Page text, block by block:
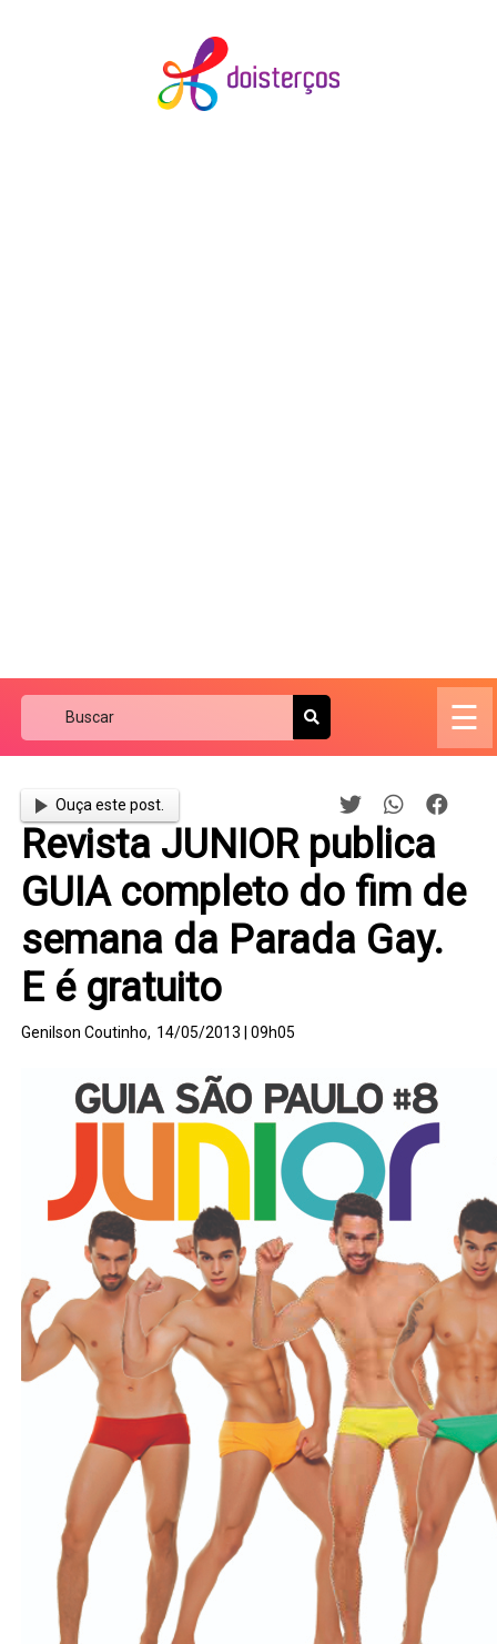
☰
Ouça este post.
Revista JUNIOR publica
GUIA completo do fim de
semana da Parada Gay.
E é gratuito
Genilson Coutinho, 14/05/2013 | 09h05